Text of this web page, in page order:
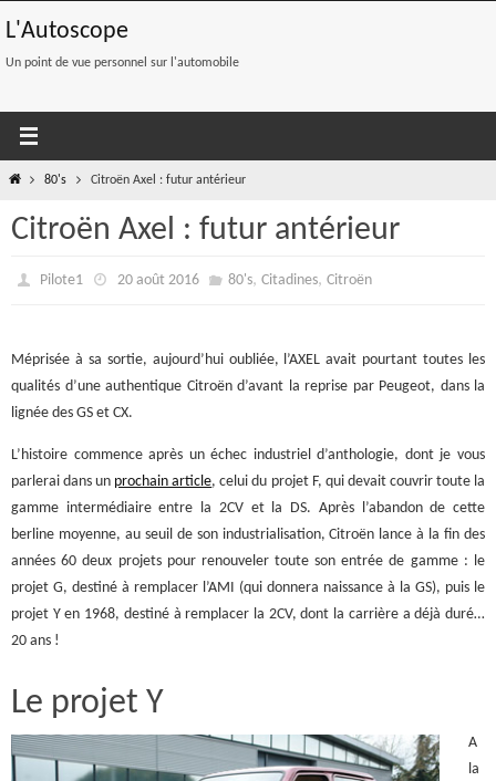
vers
le
L'Autoscope
Un point de vue personnel sur l'automobile
Home80's Citroën Axel : futur antérieur
Citroën Axel : futur antérieur
Pilote1 20 août 2016 80's, Citadines, Citroën
Méprisée à sa sortie, aujourd’hui oubliée, l’AXEL avait pourtant toutes les
qualités d’une authentique Citroën d’avant la reprise par Peugeot, dans la
lignée des GS et CX.
L’histoire commence après un échec industriel d’anthologie, dont je vous
parlerai dans un prochain article, celui du projet F, qui devait couvrir toute la
gamme intermédiaire entre la 2CV et la DS. Après l’abandon de cette
berline moyenne, au seuil de son industrialisation, Citroën lance à la fin des
années 60 deux projets pour renouveler toute son entrée de gamme : le
projet G, destiné à remplacer l’AMI (qui donnera naissance à la GS), puis le
projet Y en 1968, destiné à remplacer la 2CV, dont la carrière a déjà duré…
20 ans !
Le projet Y
A
la